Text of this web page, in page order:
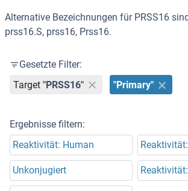
Alternative Bezeichnungen für PRSS16
prss16.S, prss16, Prss16.
Gesetzte Filter:
Target "PRSS16" "Primary"
Ergebnisse filtern:
Reaktivität: Human
Unkonjugiert